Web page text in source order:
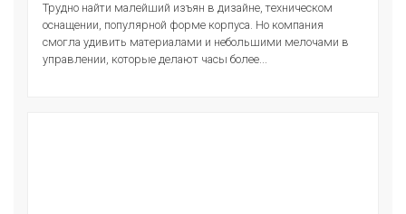
Трудно найти малейший изъян в дизайне, техническом
оснащении, популярной форме корпуса. Но компания
смогла удивить материалами и небольшими мелочами в
управлении, которые делают часы более...